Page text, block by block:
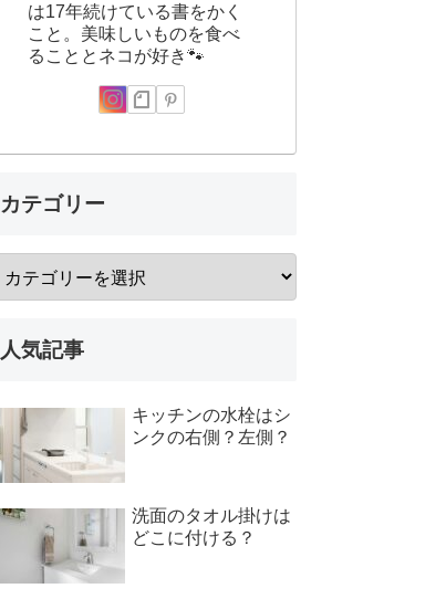
は17年続けている書をかく
こと。美味しいものを食べ
ることとネコが好き🐾
カテゴリー
人気記事
キッチンの水栓はシ
ンクの右側？左側？
洗面のタオル掛けは
どこに付ける？